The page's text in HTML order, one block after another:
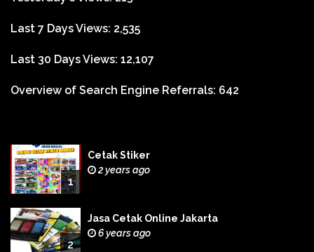
Last 7 Days Views: 2,535
Last 30 Days Views: 12,107
Overview of Search Engine Referrals: 642
1
Cetak Stiker
2 years ago
2
Jasa Cetak Online Jakarta
6 years ago